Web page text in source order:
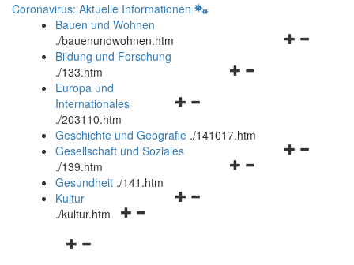
Coronavirus: Aktuelle Informationen
Bauen und Wohnen
./bauenundwohnen.htm
Navigationsmenü
Bildung und Forschung
./133.htm
Navigationsmenü
und
schließen
Europa und
Internationales
./203110.htm
Geschichte und Geografie ./141017.htm
Navigationsmenü
Gesellschaft und Soziales
./139.htm
Navigationsmenü
Gesundheit ./141.htm
Navigationsmenü
Kultur
./kultur.htm
Navigationsmenü